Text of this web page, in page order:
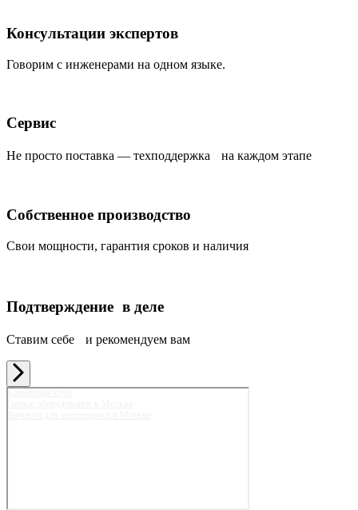
Консультации экспертов
Говорим с инженерами на одном языке.
Сервис
Не просто поставка — техподдержка на каждом этапе
Собственное производство
Свои мощности, гарантия сроков и наличия
Подтверждение в деле
Ставим себе и рекомендуем вам